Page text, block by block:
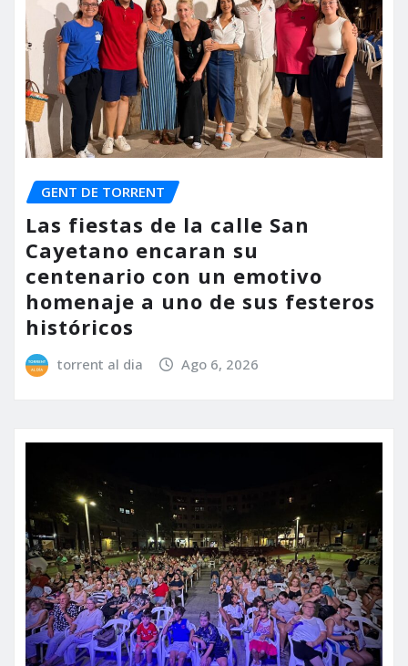
GENT DE TORRENT
Las fiestas de la calle San
Cayetano encaran su
centenario con un emotivo
homenaje a uno de sus festeros
históricos
torrent al dia Ago 6, 2026